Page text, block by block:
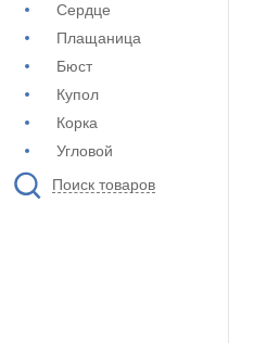
Сердце
Плащаница
Бюст
Купол
Корка
Угловой
Поиск товаров